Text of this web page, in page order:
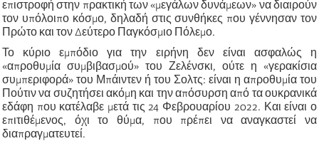
επιστροφή στην πρακτική των «μεγάλων δυνάμεων» να διαιρούν
τον υπόλοιπο κόσμο, δηλαδή στις συνθήκες που γέννησαν τον
Πρώτο και τον Δεύτερο Παγκόσμιο Πόλεμο.
Το κύριο εμπόδιο για την ειρήνη δεν είναι ασφαλώς η
«απροθυμία συμβιβασμού» του Ζελένσκι, ούτε η «γερακίσια
συμπεριφορά» του Μπάιντεν ή του Σολτς: είναι η απροθυμία του
Πούτιν να συζητήσει ακόμη και την απόσυρση από τα ουκρανικά
εδάφη που κατέλαβε μετά τις 24 Φεβρουαρίου 2022. Και είναι ο
επιτιθέμενος, όχι το θύμα, που πρέπει να αναγκαστεί να
διαπραγματευτεί.